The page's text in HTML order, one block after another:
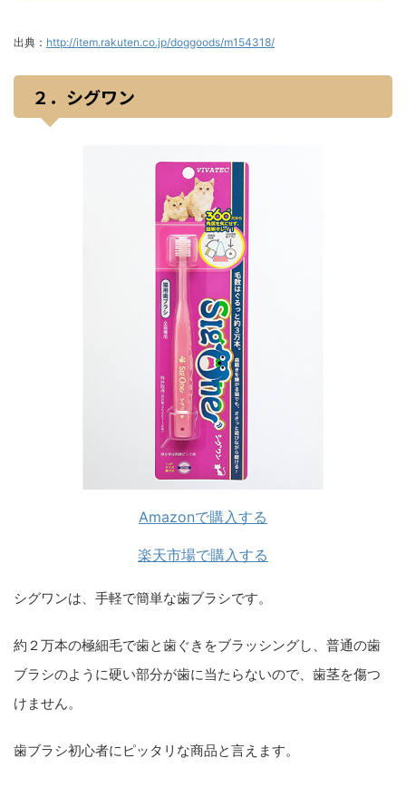
出典： http://item.rakuten.co.jp/doggoods/m154318/
２．シグワン
Amazonで購入する
楽天市場で購入する
シグワンは、手軽で簡単な歯ブラシです。
約２万本の極細毛で歯と歯ぐきをブラッシングし、普通の歯
ブラシのように硬い部分が歯に当たらないので、歯茎を傷つ
けません。
歯ブラシ初心者にピッタリな商品と言えます。